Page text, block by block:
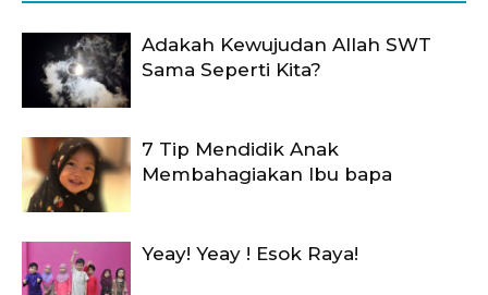
Adakah Kewujudan Allah SWT
Sama Seperti Kita?
7 Tip Mendidik Anak
Membahagiakan Ibu bapa
Yeay! Yeay ! Esok Raya!